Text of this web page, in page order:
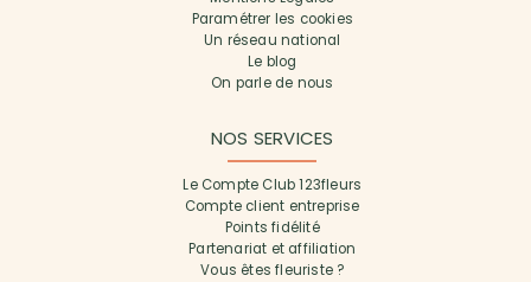
Paramétrer les cookies
Un réseau national
Le blog
On parle de nous
NOS SERVICES
Le Compte Club 123fleurs
Compte client entreprise
Points fidélité
Partenariat et affiliation
Vous êtes fleuriste ?